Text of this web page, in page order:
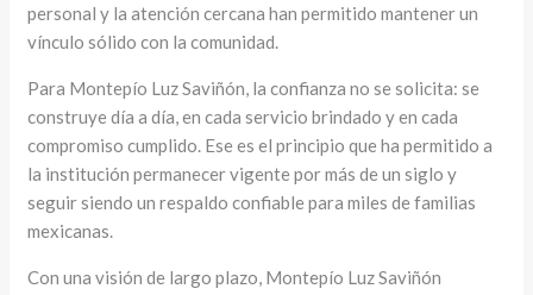
personal y la atención cercana han permitido mantener un
vínculo sólido con la comunidad.
Para Montepío Luz Saviñón, la confianza no se solicita: se
construye día a día, en cada servicio brindado y en cada
compromiso cumplido. Ese es el principio que ha permitido a
la institución permanecer vigente por más de un siglo y
seguir siendo un respaldo confiable para miles de familias
mexicanas.
Con una visión de largo plazo, Montepío Luz Saviñón